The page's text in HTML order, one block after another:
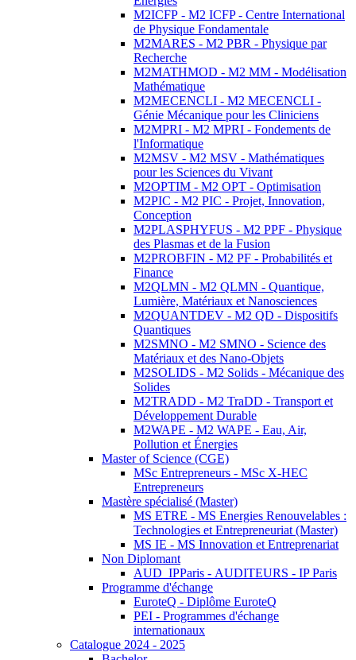
M2ICFP - M2 ICFP - Centre International
de Physique Fondamentale
M2MARES - M2 PBR - Physique par
Recherche
M2MATHMOD - M2 MM - Modélisation
Mathématique
M2MECENCLI - M2 MECENCLI -
Génie Mécanique pour les Cliniciens
M2MPRI - M2 MPRI - Fondements de
l'Informatique
M2MSV - M2 MSV - Mathématiques
pour les Sciences du Vivant
M2OPTIM - M2 OPT - Optimisation
M2PIC - M2 PIC - Projet, Innovation,
Conception
M2PLASPHYFUS - M2 PPF - Physique
des Plasmas et de la Fusion
M2PROBFIN - M2 PF - Probabilités et
Finance
M2QLMN - M2 QLMN - Quantique,
Lumière, Matériaux et Nanosciences
M2QUANTDEV - M2 QD - Dispositifs
Quantiques
M2SMNO - M2 SMNO - Science des
Matériaux et des Nano-Objets
M2SOLIDS - M2 Solids - Mécanique des
Solides
M2TRADD - M2 TraDD - Transport et
Développement Durable
M2WAPE - M2 WAPE - Eau, Air,
Pollution et Énergies
Master of Science (CGE)
MSc Entrepreneurs - MSc X-HEC
Entrepreneurs
Mastère spécialisé (Master)
MS ETRE - MS Energies Renouvelables :
Technologies et Entrepreneuriat (Master)
MS IE - MS Innovation et Entreprenariat
Non Diplomant
AUD_IPParis - AUDITEURS - IP Paris
Programme d'échange
EuroteQ - Diplôme EuroteQ
PEI - Programmes d'échange
internationaux
Catalogue 2024 - 2025